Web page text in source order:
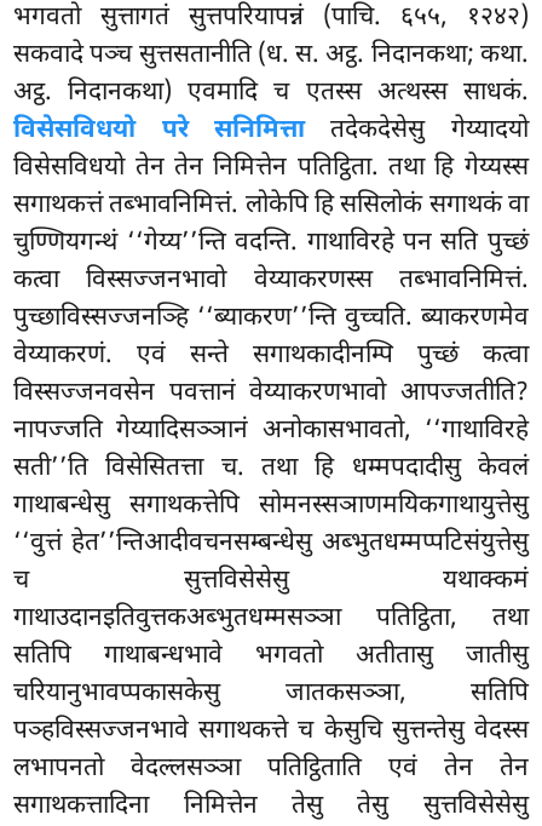
भगवतो सुत्तागतं सुत्तपरियापन्नं (पाचि. ६५५, १२४२)
सकवादे पञ्च सुत्तसतानीति (ध. स. अट्ठ. निदानकथा; कथा.
अट्ठ. निदानकथा) एवमादि च एतस्स अत्थस्स साधकं.
विसेसविधयो परे सनिमित्तातदेकदेसेसु गेय्यादयो
विसेसविधयो तेन तेन निमित्तेन पतिट्ठिता. तथा हि गेय्यस्स
सगाथकत्तं तब्भावनिमित्तं. लोकेपि हि ससिलोकं सगाथकं वा
चुण्णियगन्थं ‘‘गेय्य’’न्ति वदन्ति. गाथाविरहे पन सति पुच्छं
कत्वा विस्सज्जनभावो वेय्याकरणस्स तब्भावनिमित्तं.
पुच्छाविस्सज्जनञ्हि ‘‘ब्याकरण’’न्ति वुच्चति. ब्याकरणमेव
वेय्याकरणं. एवं सन्ते सगाथकादीनम्पि पुच्छं कत्वा
विस्सज्जनवसेन पवत्तानं वेय्याकरणभावो आपज्जतीति?
नापज्जति गेय्यादिसञ्ञानं अनोकासभावतो, ‘‘गाथाविरहे
सती’’ति विसेसितत्ता च. तथा हि धम्मपदादीसु केवलं
गाथाबन्धेसु सगाथकत्तेपि सोमनस्सञाणमयिकगाथायुत्तेसु
‘‘वुत्तं हेत’’न्तिआदीवचनसम्बन्धेसु अब्भुतधम्मप्पटिसंयुत्तेसु
च सुत्तविसेसेसु यथाक्कमं
गाथाउदानइतिवुत्तकअब्भुतधम्मसञ्ञा पतिट्ठिता, तथा
सतिपि गाथाबन्धभावे भगवतो अतीतासु जातीसु
चरियानुभावप्पकासकेसु जातकसञ्ञा, सतिपि
पञ्हविस्सज्जनभावे सगाथकत्ते च केसुचि सुत्तन्तेसु वेदस्स
लभापनतो वेदल्लसञ्ञा पतिट्ठिताति एवं तेन तेन
सगाथकत्तादिना निमित्तेन तेसु तेसु सुत्तविसेसेसु